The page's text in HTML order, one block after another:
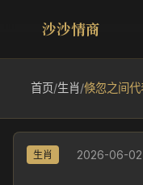
沙沙情商
首页/生肖/倏忽之间代
生肖 2026-06-02